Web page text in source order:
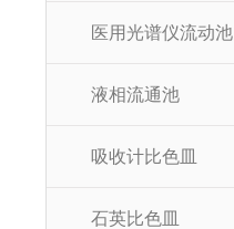
医用光谱仪流动池
液相流通池
吸收计比色皿
石英比色皿